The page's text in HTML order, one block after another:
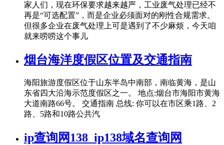
家人们，现在环保要求越来越严，工业废气处理已经不
再是“可选配置”，而是企业必须面对的刚性合规需求。
但很多企业在废气处理上可是遇到了不少麻烦，今天咱
就来唠唠这个事儿
烟台海洋度假区位置及交通指南
海阳旅游度假区位于山东半岛中南部，南临黄海，是山
东省四大沿海示范度假区之一。 地点:烟台市海阳市黄海
大道南路66号。 交通指南 总线: 你可以在市区乘1路、2
路、5路和10路公共汽
ip查询网138_ip138域名查询网